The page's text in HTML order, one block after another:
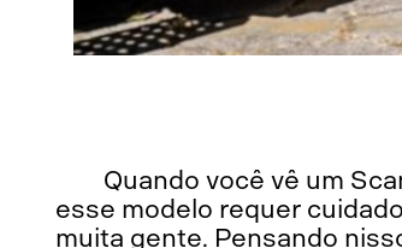
Quando você vê um
esse modelo requer
muita gente. Pensando